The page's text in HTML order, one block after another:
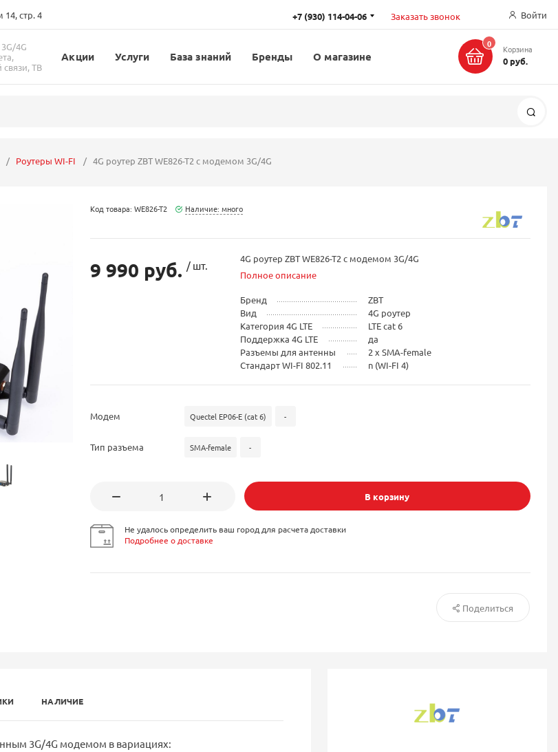
стр. 4 +7 (930) 114-04-06 Заказать звонок Войти
4G
связи, ТВ
Акции Услуги База знаний Бренды О магазине
0 Корзина
0 руб.
Роутеры WI-FI 4G роутер ZBT WE826-T2 с модемом 3G/4G
Код товара: WE826-T2 Наличие: много
9 990 руб. / шт.
4G роутер ZBT WE826-T2 с модемом 3G/4G
Полное описание
Бренд
ZBT
Вид
4G роутер
Категория 4G LTE
LTE cat 6
Поддержка 4G LTE
да
Разъемы для антенны
2 x SMA-female
Стандарт WI-FI 802.11
n (WI-FI 4)
Модем Quectel EP06-E (cat 6) -
Тип разъема SMA-female -
В корзину
Не удалось определить ваш город для расчета доставки
Подробнее о доставке
Поделиться
НАЛИЧИЕ
3G/4G модемом в вариациях: